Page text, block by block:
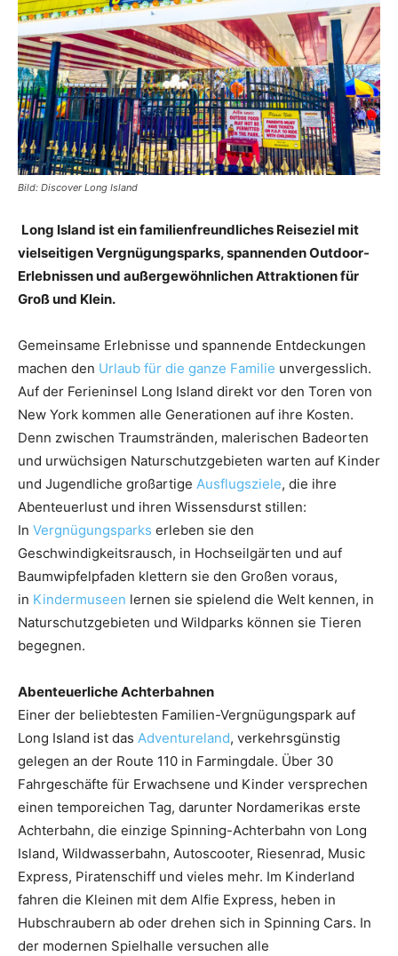
Reiseempfehlungen.
Bild: Discover Long Island
Long Island ist ein familienfreundliches Reiseziel mit
vielseitigen Vergnügungsparks, spannenden Outdoor-
Erlebnissen und außergewöhnlichen Attraktionen für
Groß und Klein.
Gemeinsame Erlebnisse und spannende Entdeckungen
machen den Urlaub für die ganze Familie unvergesslich.
Auf der Ferieninsel Long Island direkt vor den Toren von
New York kommen alle Generationen auf ihre Kosten.
Denn zwischen Traumstränden, malerischen Badeorten
und urwüchsigen Naturschutzgebieten warten auf Kinder
und Jugendliche großartige Ausflugsziele, die ihre
Abenteuerlust und ihren Wissensdurst stillen:
In Vergnügungsparks erleben sie den
Geschwindigkeitsrausch, in Hochseilgärten und auf
Baumwipfelpfaden klettern sie den Großen voraus,
in Kindermuseen lernen sie spielend die Welt kennen, in
Naturschutzgebieten und Wildparks können sie Tieren
begegnen.
Abenteuerliche Achterbahnen
Einer der beliebtesten Familien-Vergnügungspark auf
Long Island ist das Adventureland, verkehrsgünstig
gelegen an der Route 110 in Farmingdale. Über 30
Fahrgeschäfte für Erwachsene und Kinder versprechen
einen temporeichen Tag, darunter Nordamerikas erste
Achterbahn, die einzige Spinning-Achterbahn von Long
Island, Wildwasserbahn, Autoscooter, Riesenrad, Music
Express, Piratenschiff und vieles mehr. Im Kinderland
fahren die Kleinen mit dem Alfie Express, heben in
Hubschraubern ab oder drehen sich in Spinning Cars. In
der modernen Spielhalle versuchen alle